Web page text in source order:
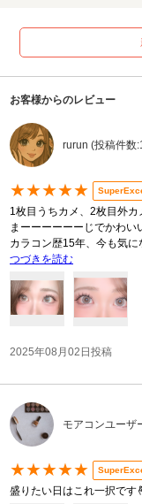
お客様からのレビュー
rurun (投稿件数
★★★★★
1枚目うちカメ、2枚目外カ
まーーーーーーじでかわい
カラコン歴15年、今も気
つづきを読む
2025年08月02日投稿
モアコンユーザ
★★★★★
盛りたい日はこれ一択です